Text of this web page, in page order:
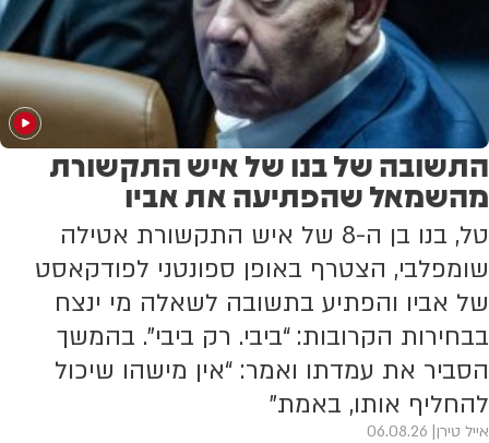
התשובה של בנו של איש התקשורת
מהשמאל שהפתיעה את אביו
טל, בנו בן ה-8 של איש התקשורת אטילה
שומפלבי, הצטרף באופן ספונטני לפודקאסט
של אביו והפתיע בתשובה לשאלה מי ינצח
בבחירות הקרובות: “ביבי. רק ביבי”. בהמשך
הסביר את עמדתו ואמר: “אין מישהו שיכול
להחליף אותו, באמת”
אייל טירן 06.08.26